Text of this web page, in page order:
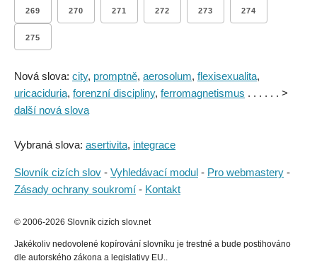
269 270 271 272 273 274
275
Nová slova: city, promptně, aerosolum, flexisexualita,
uricaciduria, forenzní discipliny, ferromagnetismus . . . . . . >
další nová slova
Vybraná slova: asertivita, integrace
Slovník cizích slov - Vyhledávací modul - Pro webmastery -
Zásady ochrany soukromí - Kontakt
© 2006-2026 Slovník cizích slov.net
Jakékoliv nedovolené kopírování slovníku je trestné a bude postihováno
dle autorského zákona a legislativy EU..